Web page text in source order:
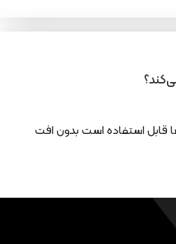
قابل استفاده است بدون افت